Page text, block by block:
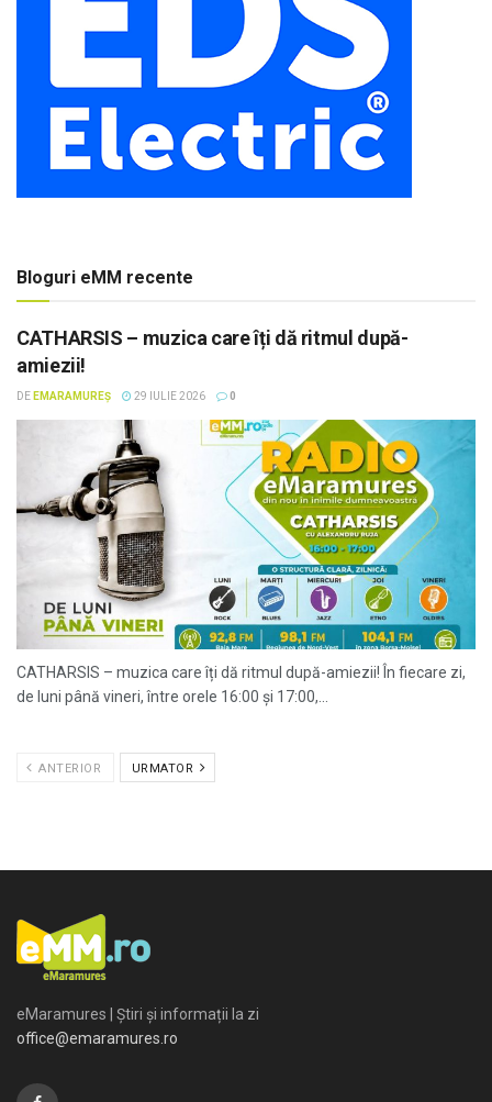
Bloguri eMM recente
CATHARSIS – muzica care îți dă ritmul după-
amiezii!
DE EMARAMUREȘ 29 IULIE 2026 0
CATHARSIS – muzica care îți dă ritmul după-amiezii! În fiecare zi,
de luni până vineri, între orele 16:00 și 17:00,...
ANTERIOR URMATOR
eMaramures | Știri și informații la zi
office@emaramures.ro